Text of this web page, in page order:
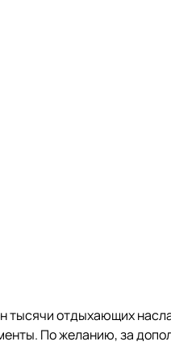
тысячи отдыхающих
По желанию, за